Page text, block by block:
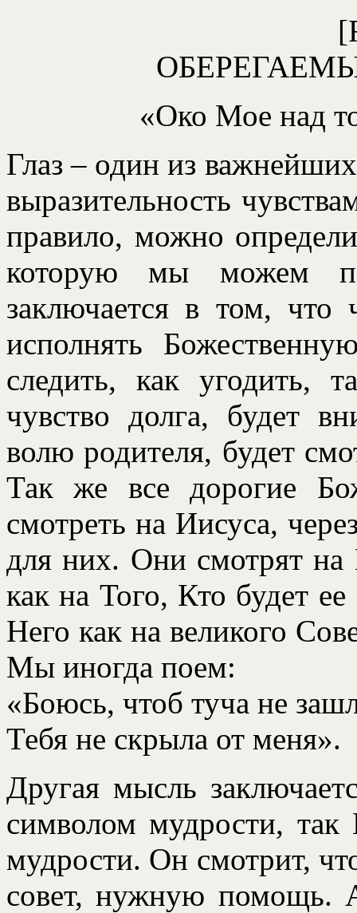
«Око Мое над
Глаз – один из
выразительность
правило, можно
которую мы можем
заключается в том, что
исполнять
следить, как угодить,
чувство долга, будет
волю родителя, будет
Так же все дорогие
смотреть на Иисуса,
для них. Они смотрят на
как на Того, Кто будет
Него как на великого
Мы иногда поем:
«Боюсь, чтоб туча не
Тебя не скрыла от меня».
Другая мысль
символом мудрости, так
мудрости. Он смотрит,
совет, нужную помощь.